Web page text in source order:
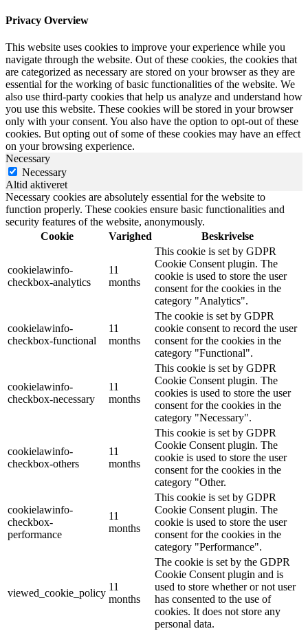
Privacy Overview
This website uses cookies to improve your experience while you
navigate through the website. Out of these cookies, the cookies that
are categorized as necessary are stored on your browser as they are
essential for the working of basic functionalities of the website. We
also use third-party cookies that help us analyze and understand how
you use this website. These cookies will be stored in your browser
only with your consent. You also have the option to opt-out of these
cookies. But opting out of some of these cookies may have an effect
on your browsing experience.
Necessary
Necessary
Altid aktiveret
Necessary cookies are absolutely essential for the website to
function properly. These cookies ensure basic functionalities and
security features of the website, anonymously.
Cookie
Varighed Beskrivelse
cookielawinfo-
checkbox-analytics
11
months
This cookie is set by GDPR
Cookie Consent plugin. The
cookie is used to store the user
consent for the cookies in the
category "Analytics".
cookielawinfo-
checkbox-functional
11
months
The cookie is set by GDPR
cookie consent to record the user
consent for the cookies in the
category "Functional".
cookielawinfo-
checkbox-necessary
11
months
This cookie is set by GDPR
Cookie Consent plugin. The
cookies is used to store the user
consent for the cookies in the
category "Necessary".
cookielawinfo-
checkbox-others
11
months
This cookie is set by GDPR
Cookie Consent plugin. The
cookie is used to store the user
consent for the cookies in the
category "Other.
cookielawinfo-
checkbox-
performance
11
months
This cookie is set by GDPR
Cookie Consent plugin. The
cookie is used to store the user
consent for the cookies in the
category "Performance".
viewed_cookie_policy
11
months
The cookie is set by the GDPR
Cookie Consent plugin and is
used to store whether or not user
has consented to the use of
cookies. It does not store any
personal data.